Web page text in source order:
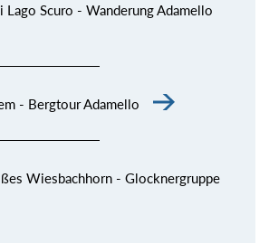
Lago Scuro - Wanderung Adamello
- Bergtour Adamello
Wiesbachhorn - Glocknergruppe